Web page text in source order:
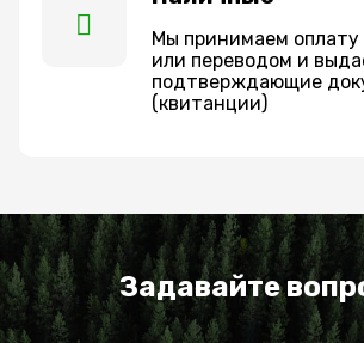
Мы принимаем
или переводом и
подтверждающие
(квитанции)
Задавайте